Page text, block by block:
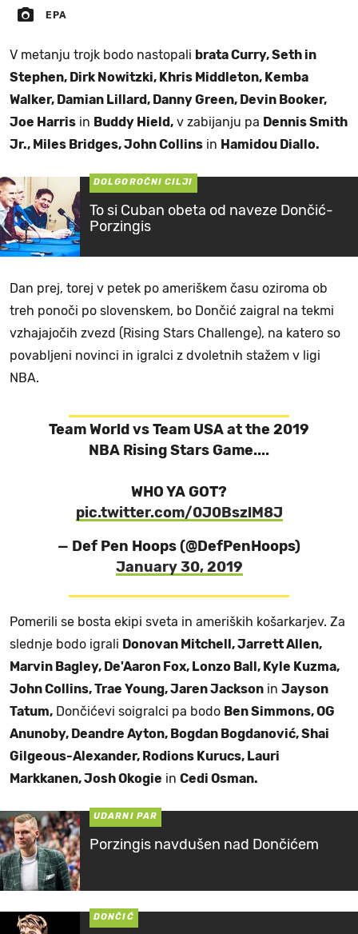
EPA
V metanju trojk bodo nastopali brata Curry, Seth in
Stephen, Dirk Nowitzki, Khris Middleton, Kemba
Walker, Damian Lillard, Danny Green, Devin Booker,
Joe Harris in Buddy Hield, v zabijanju pa Dennis Smith
Jr., Miles Bridges, John Collins in Hamidou Diallo.
DOLGOROČNI CILJI
To si Cuban obeta od naveze Dončić-
Porzingis
Dan prej, torej v petek po ameriškem času oziroma ob
treh ponoči po slovenskem, bo Dončić zaigral na tekmi
vzhajajočih zvezd (Rising Stars Challenge), na katero so
povabljeni novinci in igralci z dvoletnih stažem v ligi
NBA.
Team World vs Team USA at the 2019
NBA Rising Stars Game....
WHO YA GOT?
pic.twitter.com/0J0BszlM8J
— Def Pen Hoops (@DefPenHoops)
January 30, 2019
Pomerili se bosta ekipi sveta in ameriških košarkarjev. Za
slednje bodo igrali Donovan Mitchell, Jarrett Allen,
Marvin Bagley, De'Aaron Fox, Lonzo Ball, Kyle Kuzma,
John Collins, Trae Young, Jaren Jackson in Jayson
Tatum, Dončićevi soigralci pa bodo Ben Simmons, OG
Anunoby, Deandre Ayton, Bogdan Bogdanović, Shai
Gilgeous-Alexander, Rodions Kurucs, Lauri
Markkanen, Josh Okogie in Cedi Osman.
UDARNI PAR
Porzingis navdušen nad Dončićem
DONČIĆ